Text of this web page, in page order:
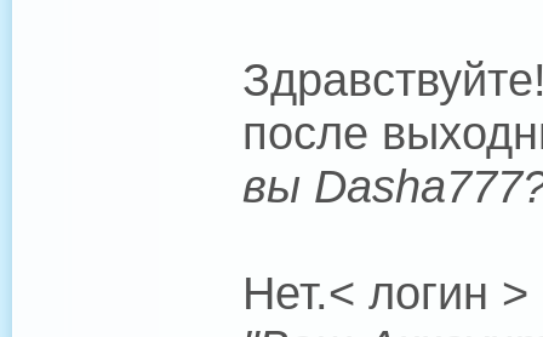
после
вы
Нет.< логин >